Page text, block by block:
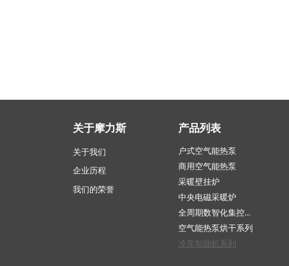
关于摩力斯
关于我们
企业历程
我们的荣誉
产品列表
户式空气能热泵
商用空气能热泵
采暖壁挂炉
中央电磁采暖炉
全周期数智化集控系统
空气能热泵烘干系列
冷库智能机系列